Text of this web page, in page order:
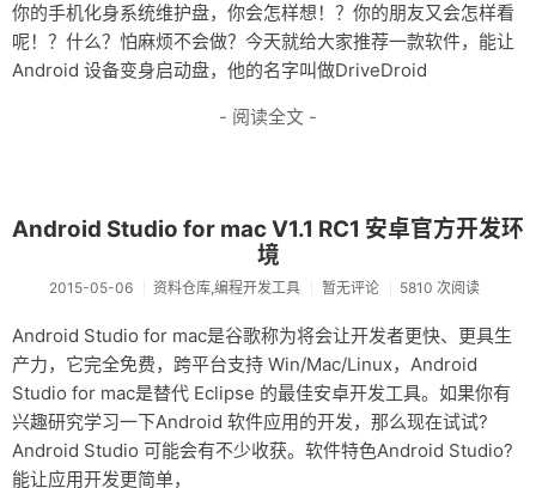
废话
关于
友情链接
你的手机化身系统维护盘，你会怎样想！？你的朋友又会怎样看
呢！？什么？怕麻烦不会做？今天就给大家推荐一款软件，能让
Android 设备变身启动盘，他的名字叫做DriveDroid
- 阅读全文 -
Android Studio for mac V1.1 RC1 安卓官方开发环
境
2015-05-06 资料仓库,编程开发工具 暂无评论 5810 次阅读
Android Studio for mac是谷歌称为将会让开发者更快、更具生
产力，它完全免费，跨平台支持 Win/Mac/Linux，Android
Studio for mac是替代 Eclipse 的最佳安卓开发工具。如果你有
兴趣研究学习一下Android 软件应用的开发，那么现在试试?
Android Studio 可能会有不少收获。软件特色Android Studio?
能让应用开发更简单，